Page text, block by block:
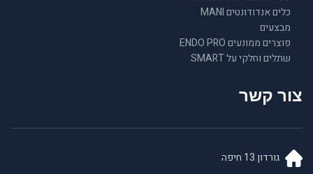
כלים אנדודונטים MANI
מבצעים
פוצרים ממונעים ENDO PRO
שתלים וחלקי על SMART
צור קשר
גורדון 13 חיפה